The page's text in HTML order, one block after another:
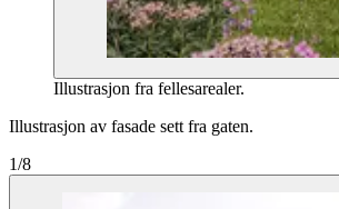
Illustrasjon fra fellesarealer.
Illustrasjon av fasade sett fra gaten.
1/8